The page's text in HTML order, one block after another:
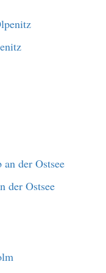
der Ostsee